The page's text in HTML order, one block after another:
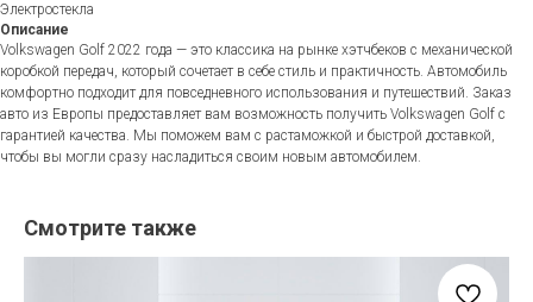
Электростекла
Описание
Volkswagen Golf 2022 года — это классика на рынке хэтчбеков с механической
коробкой передач, который сочетает в себе стиль и практичность. Автомобиль
комфортно подходит для повседневного использования и путешествий. Заказ
авто из Европы предоставляет вам возможность получить Volkswagen Golf с
гарантией качества. Мы поможем вам с растаможкой и быстрой доставкой,
чтобы вы могли сразу насладиться своим новым автомобилем.
Смотрите также